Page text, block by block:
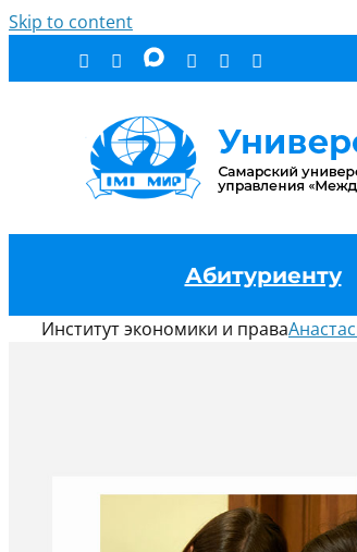
Skip to content
Абитуриенту
Институт экономики и права